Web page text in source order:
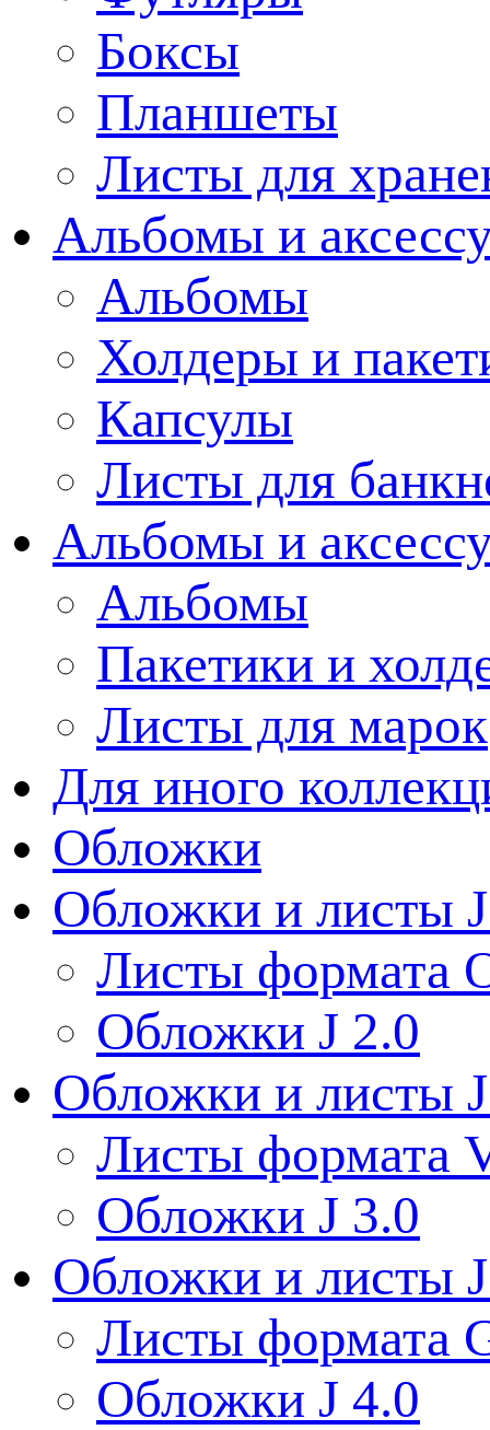
Боксы
Планшеты
Листы для
Альбомы и
Альбомы
Холдеры и
Капсулы
Листы для
Альбомы и
Альбомы
Пакетики и
Листы для марок
Для иного
Обложки
Обложки и листы
Листы формата
Обложки J 2.0
Обложки и листы
Листы формата
Обложки J 3.0
Обложки и листы
Листы формата
Обложки J 4.0